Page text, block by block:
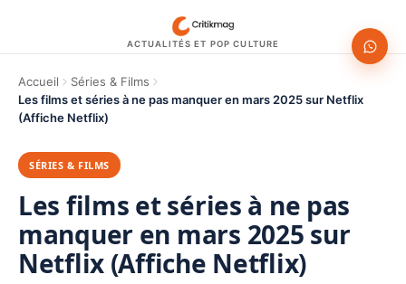
ACTUALITÉS ET POP CULTURE
Accueil
Séries & Films
Les films et séries à ne pas manquer en mars 2025 sur Netflix
(Affiche Netflix)
SÉRIES & FILMS
Les films et séries à ne pas
manquer en mars 2025 sur
Netflix (Affiche Netflix)